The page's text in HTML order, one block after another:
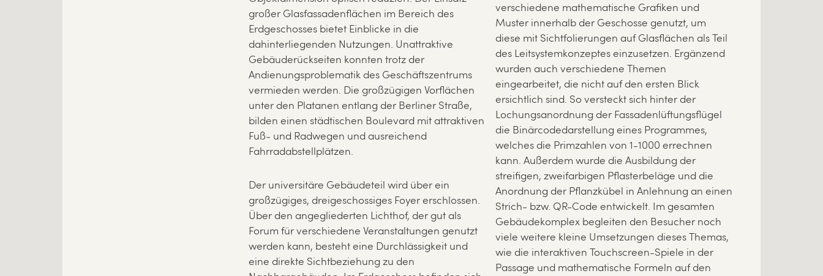
großer Glasfassadenflächen im Bereich des
Erdgeschosses bietet Einblicke in die
dahinterliegenden Nutzungen. Unattraktive
Gebäuderückseiten konnten trotz der
Andienungsproblematik des Geschäftszentrums
vermieden werden. Die großzügigen Vorflächen
unter den Platanen entlang der Berliner Straße,
bilden einen städtischen Boulevard mit attraktiven
Fuß- und Radwegen und ausreichend
Fahrradabstellplätzen.
Der universitäre Gebäudeteil wird über ein
großzügiges, dreigeschossiges Foyer erschlossen.
Über den angegliederten Lichthof, der gut als
Forum für verschiedene Veranstaltungen genutzt
werden kann, besteht eine Durchlässigkeit und
eine direkte Sichtbeziehung zu den
verschiedene mathematische Grafiken und
Muster innerhalb der Geschosse genutzt, um
diese mit Sichtfolierungen auf Glasflächen als Teil
des Leitsystemkonzeptes einzusetzen. Ergänzend
wurden auch verschiedene Themen
eingearbeitet, die nicht auf den ersten Blick
ersichtlich sind. So versteckt sich hinter der
Lochungsanordnung der Fassadenlüftungsflügel
die Binärcodedarstellung eines Programmes,
welches die Primzahlen von 1-1000 errechnen
kann. Außerdem wurde die Ausbildung der
streifigen, zweifarbigen Pflasterbeläge und die
Anordnung der Pflanzkübel in Anlehnung an einen
Strich- bzw. QR-Code entwickelt. Im gesamten
Gebäudekomplex begleiten den Besucher noch
viele weitere kleine Umsetzungen dieses Themas,
wie die interaktiven Touchscreen-Spiele in der
Passage und mathematische Formeln auf den